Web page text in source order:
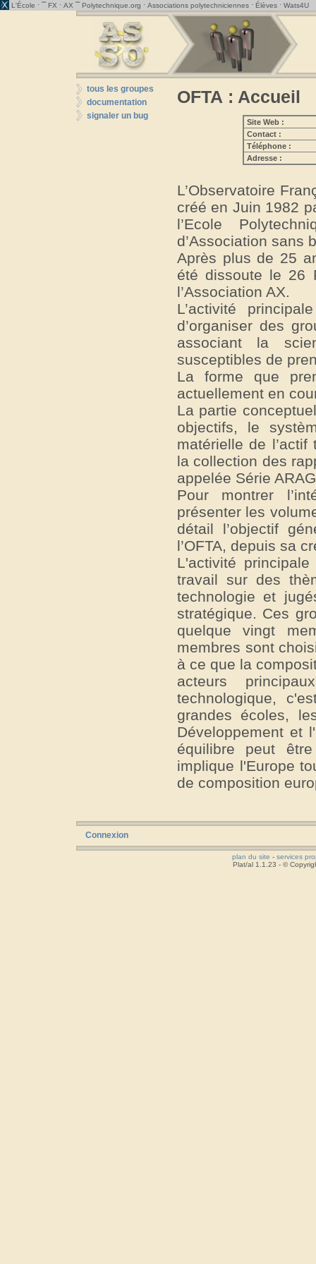
L'École · ˜˜ FX · AX ˜˜ Polytechnique.org · Associations polytechniciennes · Élèves · Wats4U
tous les groupes
documentation
signaler un bug
OFTA : Accueil
Site Web :
Contact :
Téléphone :
Adresse :
L’Observatoire
créé en Juin 1982
l’Ecole
d’Association sans
Après plus de 25
été dissoute le 26
l’Association AX.
L’activité
d’organiser des
associant la
susceptibles de
La forme que
actuellement en
La partie
objectifs, le
matérielle de
la collection des
appelée Série
Pour montrer
présenter les
détail l’objectif
l’OFTA, depuis sa
L'activité
travail sur des
technologie et
stratégique. Ces
quelque vingt
membres sont
à ce que la
acteurs
technologique,
grandes écoles,
Développement et
équilibre peut
implique l'Europe
de composition
Connexion
plan du site - services
Plat/al 1.1.23 - ©